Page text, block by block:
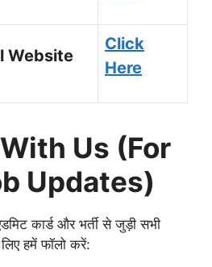
Website
Click
Here
Us (For
Updates)
कार्ड और भर्ती से जुड़ी सभी
हमें फॉलो करें: